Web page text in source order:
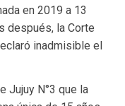
en 2019 a 13
después, la Corte
inadmisible el
Jujuy N°3 que la